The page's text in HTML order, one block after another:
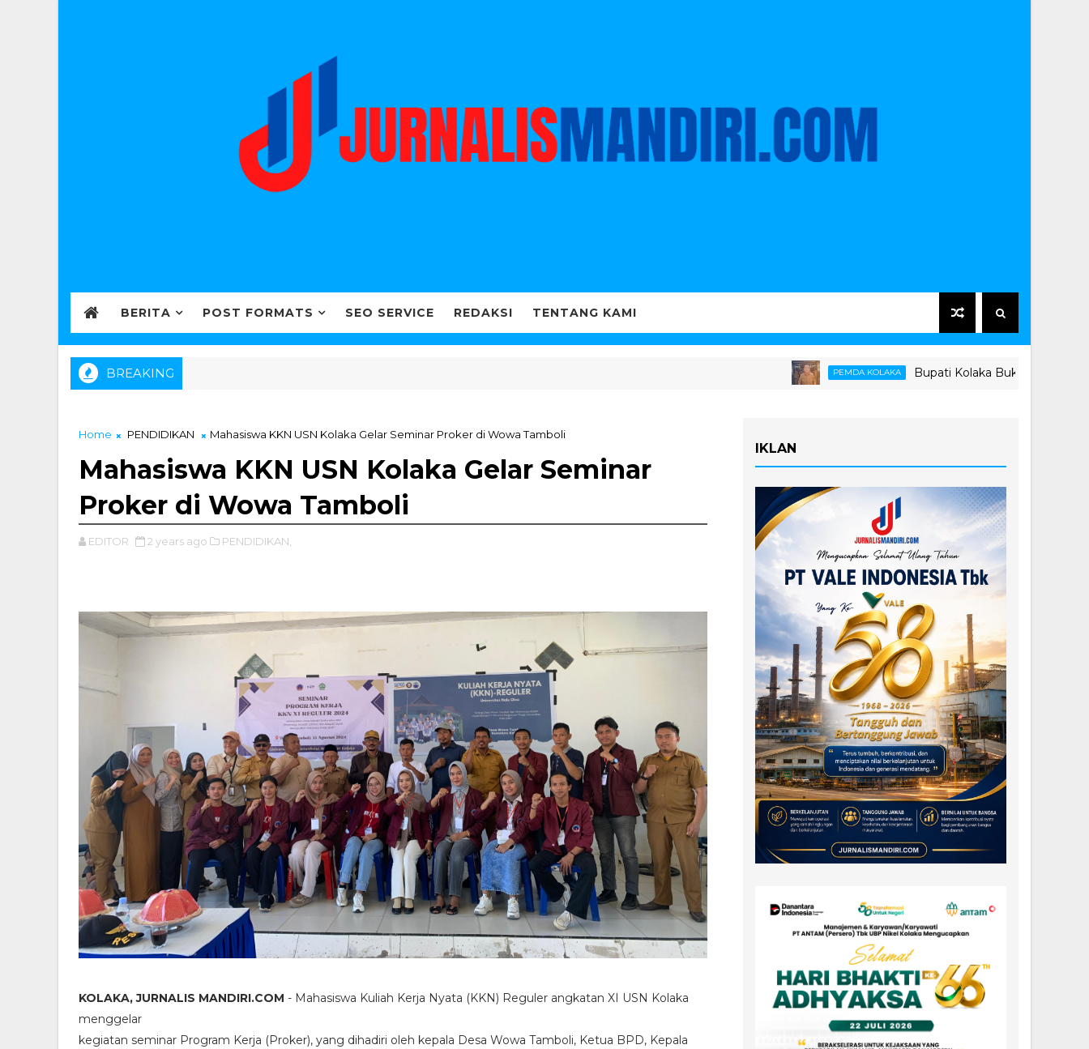
BERITA POST FORMATS SEO SERVICE REDAKSI TENTANG KAMI
BREAKING PEMDA KOLAKA Bupati Kolaka Buka Suara Soal
Home PENDIDIKAN Mahasiswa KKN USN Kolaka Gelar Seminar Proker di Wowa Tamboli
Mahasiswa KKN USN Kolaka Gelar Seminar
Proker di Wowa Tamboli
EDITOR 2 years ago PENDIDIKAN,
KOLAKA, JURNALIS MANDIRI.COM - Mahasiswa Kuliah Kerja Nyata (KKN) Reguler angkatan XI USN Kolaka
menggelar
kegiatan seminar Program Kerja (Proker), yang dihadiri oleh kepala Desa Wowa Tamboli, Ketua BPD, Kepala
IKLAN